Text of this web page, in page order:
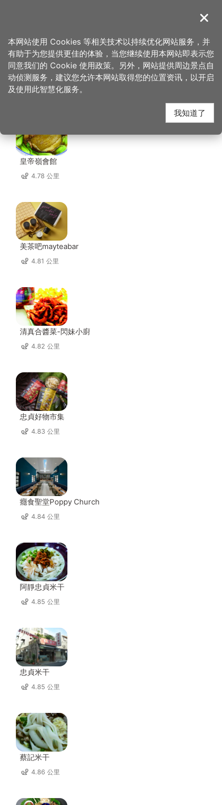
導覽
首页 > 想去的地方 > 美食、购物 > 酒厂复古小馆
酒厂复古小馆 周边店家
皇帝嶺會館
4.78 公里
美茶吧mayteabar
4.81 公里
清真合醬菜-閃妹小廚
4.82 公里
忠貞好物市集
4.83 公里
癮食聖堂Poppy Church
4.84 公里
阿靜忠貞米干
4.85 公里
忠貞米干
4.85 公里
蔡記米干
4.86 公里
关闭
本网站使用 Cookies 等相关技术以持续优化网站服务，并
有助于为您提供更佳的体验，当您继续使用本网站即表示您
同意我们的 Cookie 使用政策。另外，网站提供周边景点自
动侦测服务，建议您允许本网站取得您的位置资讯，以开启
及使用此智慧化服务。
我知道了